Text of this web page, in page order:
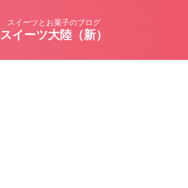
スイーツとお菓子のブログ
スイーツ大陸（新）